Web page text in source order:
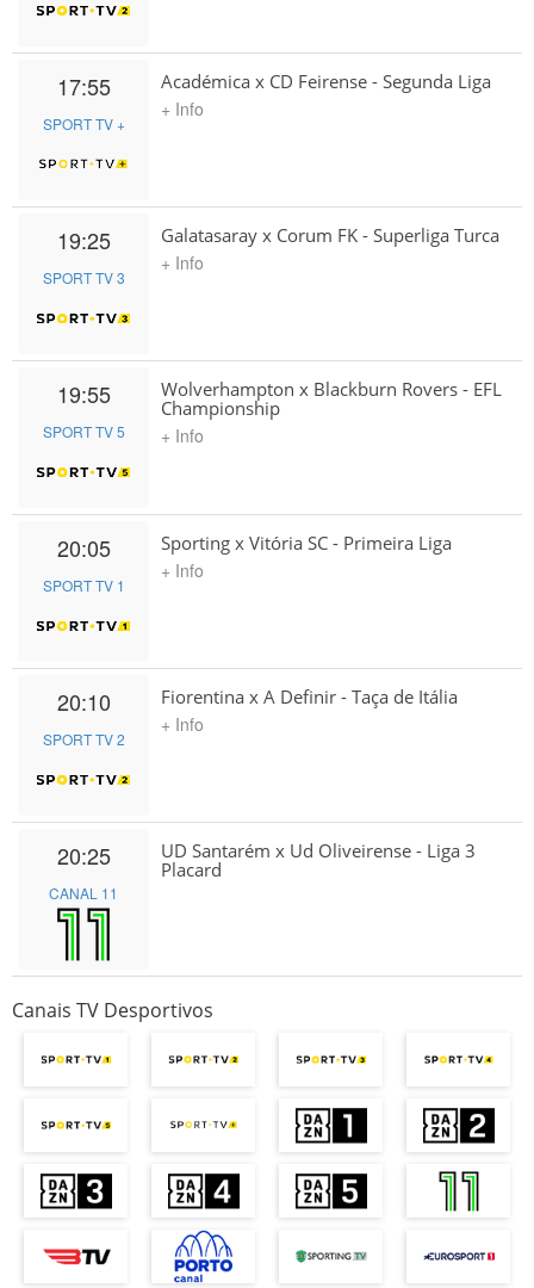
17:55
SPORT TV +
Académica x CD Feirense - Segunda Liga
+ Info
19:25
SPORT TV 3
Galatasaray x Corum FK - Superliga Turca
+ Info
19:55
SPORT TV 5
Wolverhampton x Blackburn Rovers - EFL
Championship
+ Info
20:05
SPORT TV 1
Sporting x Vitória SC - Primeira Liga
+ Info
20:10
SPORT TV 2
Fiorentina x A Definir - Taça de Itália
+ Info
20:25
CANAL 11
UD Santarém x Ud Oliveirense - Liga 3
Placard
Canais TV Desportivos